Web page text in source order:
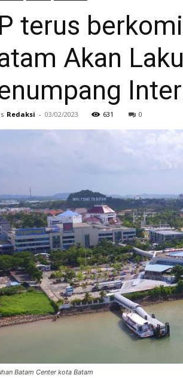
terus
Akan
Redaksi - 03/02/2023 631 0
Batam Center kota Batam